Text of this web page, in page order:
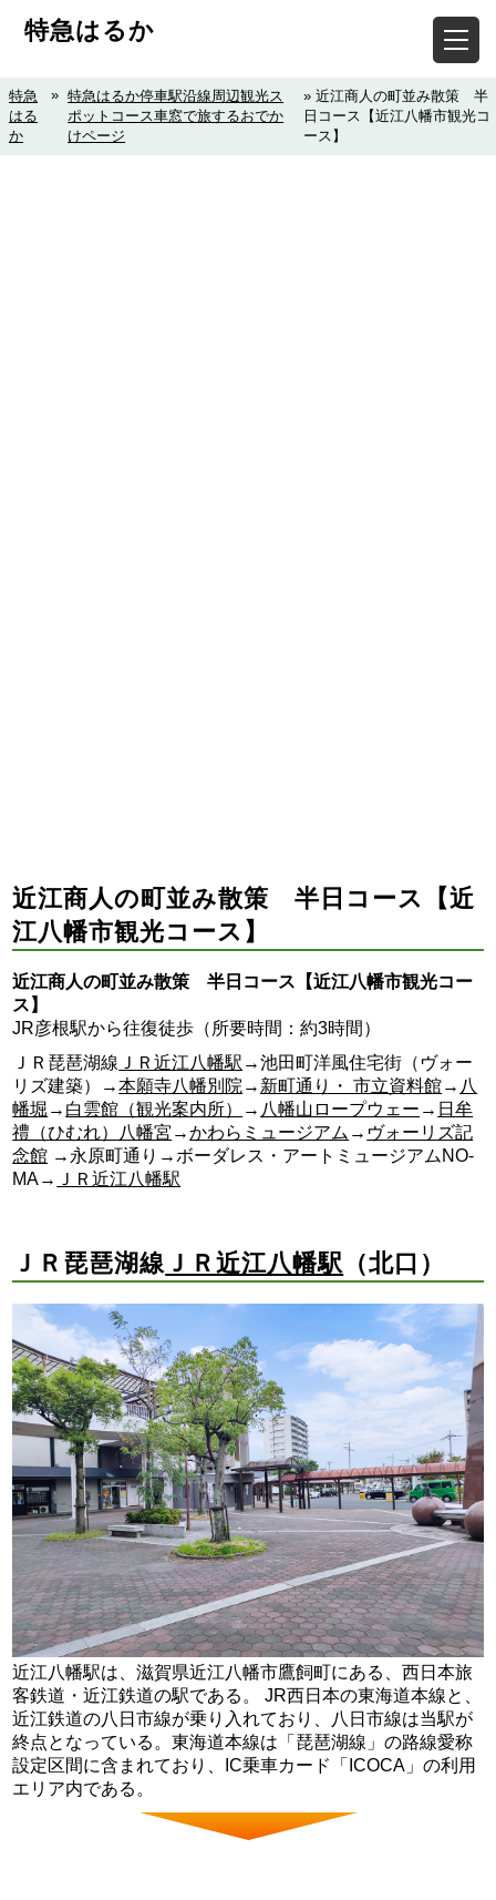
特急はるか
特急
はる
か
» 特急はるか停車駅沿線周辺観光ス
ポットコース車窓で旅するおでか
けページ
» 近江商人の町並み散策 半
日コース【近江八幡市観光コ
ース】
近江商人の町並み散策 半日コース【近
江八幡市観光コース】
近江商人の町並み散策 半日コース【近江八幡市観光コー
ス】
JR彦根駅から往復徒歩（所要時間：約3時間）
ＪＲ琵琶湖線 ＪＲ近江八幡駅 →池田町洋風住宅街（ヴォー
リズ建築）→本願寺八幡別院 → 新町通り・ 市立資料館→ 八
幡堀 → 白雲館（観光案内所） → 八幡山ロープウェー → 日牟
禮（ひむれ）八幡宮 →かわらミュージアム → ヴォーリズ記
念館 →永原町通り→ボーダレス・アートミュージアムNO-
MA→
ＪＲ近江八幡駅
ＪＲ琵琶湖線 ＪＲ近江八幡駅 （北口）
近江八幡駅は、滋賀県近江八幡市鷹飼町にある、西日本旅
客鉄道・近江鉄道の駅である。 JR西日本の東海道本線と、
近江鉄道の八日市線が乗り入れており、八日市線は当駅が
終点となっている。東海道本線は「琵琶湖線」の路線愛称
設定区間に含まれており、IC乗車カード「ICOCA」の利用
エリア内である。